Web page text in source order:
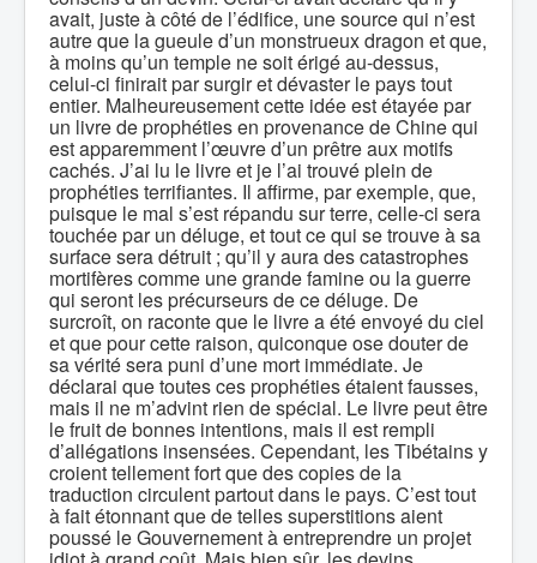
avait, juste à côté de l’édifice, une source qui n’est
autre que la gueule d’un monstrueux dragon et que,
à moins qu’un temple ne soit érigé au-dessus,
celui-ci finirait par surgir et dévaster le pays tout
entier. Malheureusement cette idée est étayée par
un livre de prophéties en provenance de Chine qui
est apparemment l’œuvre d’un prêtre aux motifs
cachés. J’ai lu le livre et je l’ai trouvé plein de
prophéties terrifiantes. Il affirme, par exemple, que,
puisque le mal s’est répandu sur terre, celle-ci sera
touchée par un déluge, et tout ce qui se trouve à sa
surface sera détruit ; qu’il y aura des catastrophes
mortifères comme une grande famine ou la guerre
qui seront les précurseurs de ce déluge. De
surcroît, on raconte que le livre a été envoyé du ciel
et que pour cette raison, quiconque ose douter de
sa vérité sera puni d’une mort immédiate. Je
déclarai que toutes ces prophéties étaient fausses,
mais il ne m’advint rien de spécial. Le livre peut être
le fruit de bonnes intentions, mais il est rempli
d’allégations insensées. Cependant, les Tibétains y
croient tellement fort que des copies de la
traduction circulent partout dans le pays. C’est tout
à fait étonnant que de telles superstitions aient
poussé le Gouvernement à entreprendre un projet